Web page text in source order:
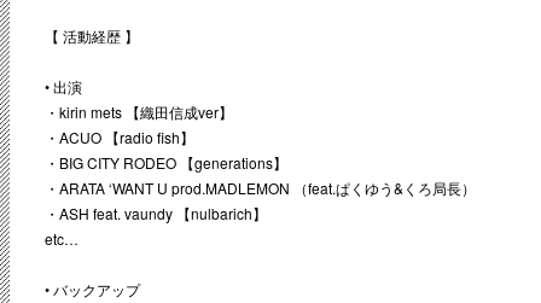
【 活動経歴 】
• 出演
・kirin mets 【織田信成ver】
・ACUO 【radio fish】
・BIG CITY RODEO 【generations】
・ARATA ‘WANT U prod.MADLEMON （feat.ぱくゆう&くろ局長）
・ASH feat. vaundy 【nulbarich】
etc…
• バックアップ